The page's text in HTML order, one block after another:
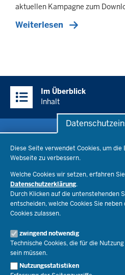
Diese Seite verwendet Cookies, um
Webseite zu verbessern.
Welche Cookies wir setzen, erfahren
Datenschutzerklärung.
Durch Klicken auf die untenstehenden
entscheiden, welche Cookies Sie
Cookies zulassen.
zwingend notwendig
Technische Cookies, die für die
sein müssen.
Nutzungsstatistiken
aktuellen Kampagne zum
Weiterlesen
Inhalte
Im Überblick
Inhalt
Bildungsthemen
Lehrkräfte
Recht
Schulleben
Ministerium
Ministerin Dorothee Feller
Staatssekretär Dr. Urban Mauer
Open Government
Bibliothek
Geschäftsbereich
Presse
Pressefotos
Social Media
Pressekontakt
Service
Schule(n) suchen
Kontakt